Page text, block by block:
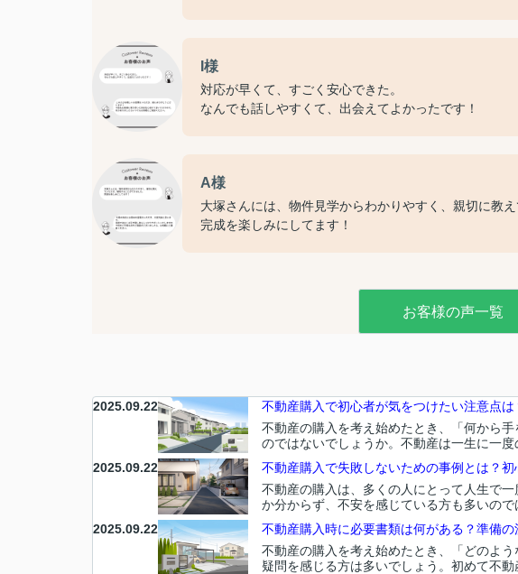
I様
対応が早くて、すごく安心できた。
なんでも話しやすくて、出会えてよかったです！
A様
大塚さんには、物件見学からわかりやすく、親切に教
完成を楽しみにしてます！
お客様の声一覧
2025.09.22
不動産購入で初心者が気をつけたい注意点は
不動産の購入を考え始めたとき、「何から
のではないでしょうか。不動産は一生に一
2025.09.22
不動産購入で失敗しないための事例とは？初
不動産の購入は、多くの人にとって人生で
か分からず、不安を感じている方も多いの
2025.09.22
不動産購入時に必要書類は何がある？準備
不動産の購入を考え始めたとき、「どのよ
疑問を感じる方は多いでしょう。初めて不